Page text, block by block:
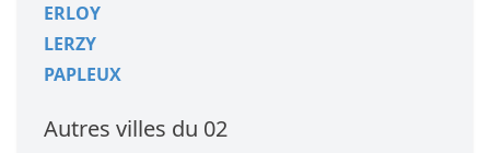
ERLOY
LERZY
PAPLEUX
Autres villes du 02